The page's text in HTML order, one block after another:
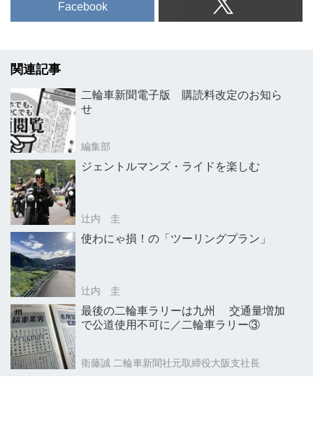
Facebook
関連記事
二輪車新聞電子版 購読料改定のお知ら
せ
編集部
ジェントルマンズ・ライドを楽しむ
辻内 圭
使わにゃ損！の「ツーリングプラン」
辻内 圭
最後の二輪車ラリーは九州 交通量増加
で公道使用不可に／二輪車ラリー③
衛藤誠 二輪車新聞社元取締役大阪支社長